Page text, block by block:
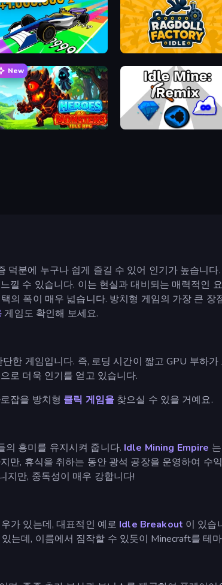
Obby Car Challenge: Drive Ragdoll Factory Idle
New
Heroes vs Monsters: Idle RPG Idle Mine: Remix
덕분에 누구나 쉽게 즐길 수 있어 인기가 높습니
낄 수 있습니다. 이는 현실과 대비되는 매력적인
의 폭이 매우 넓습니다. 방치형 게임의 가장 큰
게임도 확인해 보세요.
한 게임입니다. 즉, 로딩 시간이 짧고 GPU 부하
로 더욱 인기를 얻고 있습니다.
잡을 방치형 클릭 게임을찾으실 수 있을 거예요.
의 흥미를 유지시켜 줍니다. Idle Mining Empire
만, 휴식을 취하는 동안 광석 공장을 운영하여 수
지만, 중독성이 매우 강합니다!
가 있는데, 대표적인 예로 Idle Breakout 이 있습
는데, 이름에서 짐작할 수 있듯이 Minecraft를 테